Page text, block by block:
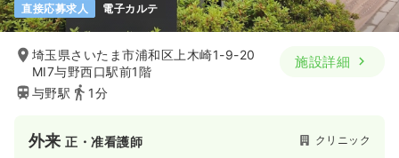
直接応募求人 電子カルテ
埼玉県さいたま市浦和区上木崎1-9-20
MI7与野西口駅前1階
与野駅
1分
施設詳細
外来正・准看護師 クリニック